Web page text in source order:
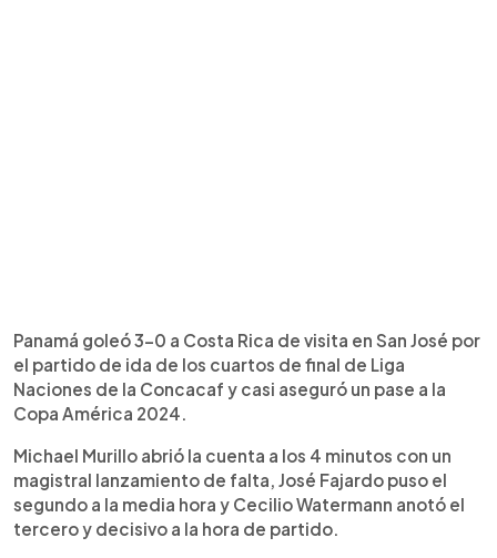
Panamá goleó 3-0 a Costa Rica de visita en San José por
el partido de ida de los cuartos de final de Liga
Naciones de la Concacaf y casi aseguró un pase a la
Copa América 2024.
Michael Murillo abrió la cuenta a los 4 minutos con un
magistral lanzamiento de falta, José Fajardo puso el
segundo a la media hora y Cecilio Watermann anotó el
tercero y decisivo a la hora de partido.